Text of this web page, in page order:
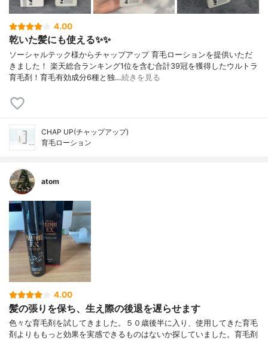
4.00
乾いた髪にも使える✨✨
ソーシャルテック様からチャップアップ 育毛ローションを提供いただ
きました！ 楽天総合ランキング1位を含む合計39冠を獲得したウルトラ
育毛剤！育毛有効成分6種と独…続きを見る
CHAP UP(チャップアップ)
育毛ローション
atom
4.00
髪の張りを保ち、生え際の後退を遅らせます
色々な育毛剤を試してきました。５０歳後半に入り、使用してきた育毛
剤よりももっと効果を実感できるものはないか探していました。育毛剤